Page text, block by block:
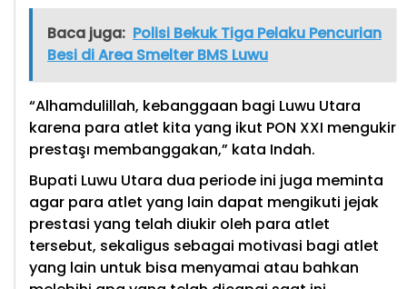
Baca juga: Polisi Bekuk Tiga Pelaku Pencurian
Besi di Area Smelter BMS Luwu
“Alhamdulillah, kebanggaan bagi Luwu Utara
karena para atlet kita yang ikut PON XXI mengukir
prestaşı membanggakan,” kata Indah.
Bupati Luwu Utara dua periode ini juga meminta
agar para atlet yang lain dapat mengikuti jejak
prestasi yang telah diukir oleh para atlet
tersebut, sekaligus sebagai motivasi bagi atlet
yang lain untuk bisa menyamai atau bahkan